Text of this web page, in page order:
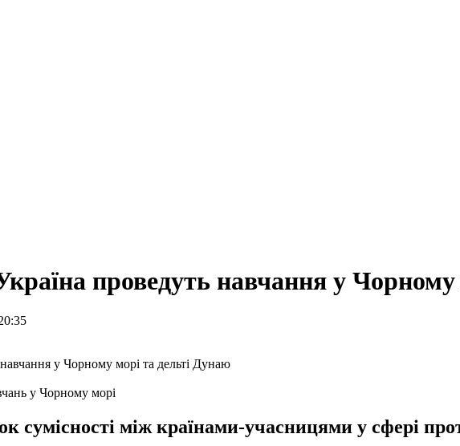
проведуть навчання у Чорному
у Чорному морі
сумісності між країнами-учасницями у сфері